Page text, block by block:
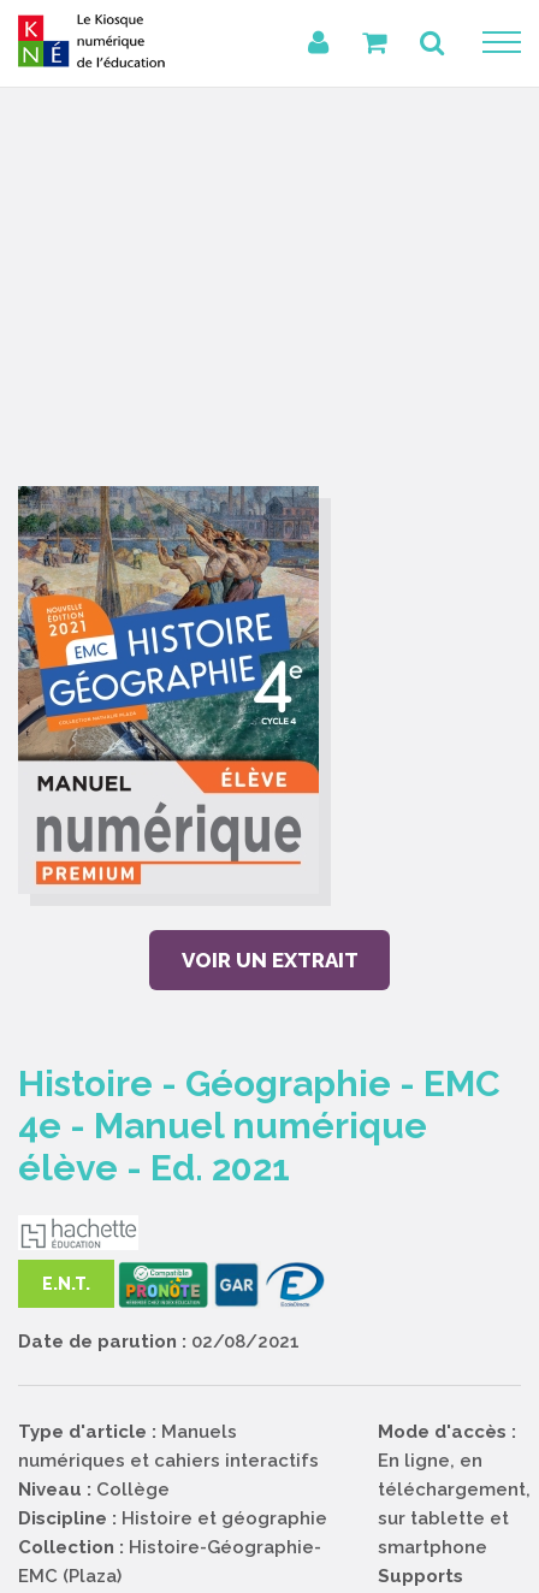
VOIR UN EXTRAIT
Histoire - Géographie - EMC
4e - Manuel numérique
élève - Ed. 2021
E.N.T.
Date de parution : 02/08/2021
Type d'article : Manuels
numériques et cahiers interactifs
Niveau : Collège
Discipline : Histoire et géographie
Collection : Histoire-Géographie-
EMC (Plaza)
Mode d'accès :
En ligne, en
téléchargement,
sur tablette et
smartphone
Supports